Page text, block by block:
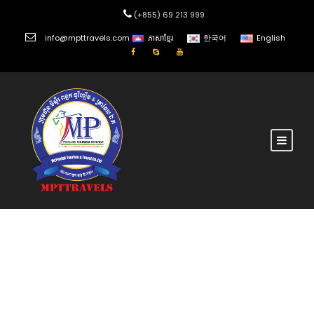
(+855) 69 213 999
info@mpttravels.com ភាសាខ្មែរ 한국어 English